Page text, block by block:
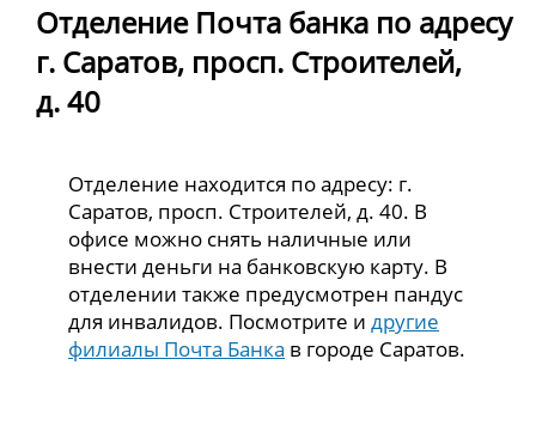
Отделение Почта банка по адресу
г. Саратов, просп. Строителей,
д. 40
Отделение находится по адресу: г.
Саратов, просп. Строителей, д. 40. В
офисе можно снять наличные или
внести деньги на банковскую карту. В
отделении также предусмотрен пандус
для инвалидов. Посмотрите идругие
филиалы Почта Банка в городе Саратов.